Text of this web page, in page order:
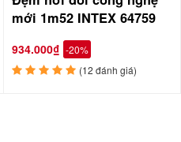
mới 1m52 INTEX 64759
934.000₫ -20%
(12 đánh giá)